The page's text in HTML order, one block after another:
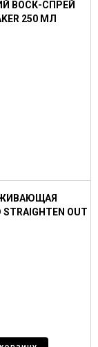
ВОСК-СПРЕЙ
250 МЛ
OUT